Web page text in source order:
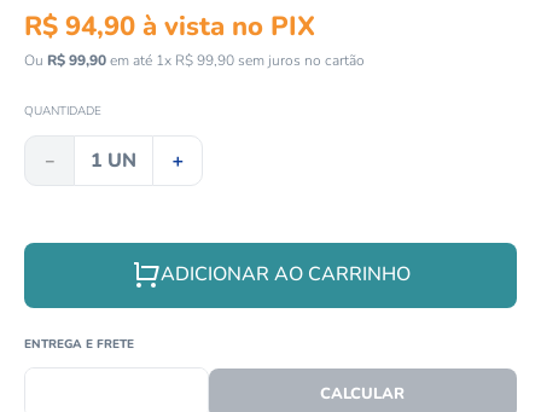
R$ 94,90 à vista no PIX
Ou R$99,90em até 1x R$99,90sem juros no cartão
QUANTIDADE
＋
－
ADICIONAR AO CARRINHO
CALCULAR O FRETE
6º
terrario
7º
tartaruga